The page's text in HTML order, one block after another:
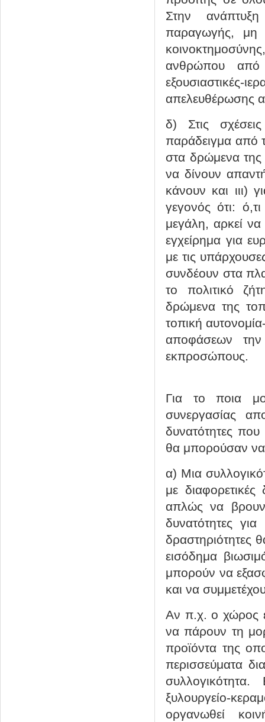
Στην
παραγωγής, μη
ανθρώπου από
εξουσιαστικές-
απελευθέρωσης
δ) Στις
παράδειγμα από
στα δρώμενα της
να δίνουν
κάνουν και ιιι)
γεγονός ότι:
μεγάλη, αρκεί
εγχείρημα για
με τις
συνδέουν στα
το πολιτικό
δρώμενα της
τοπική
αποφάσεων την
εκπροσώπους.
Για το ποια
συνεργασίας
δυνατότητες
θα μπορούσαν
α) Μια
με
απλώς να
δυνατότητες
δραστηριότητες
εισόδημα
μπορούν να
και να
Αν π.χ. ο χώρος
να πάρουν τη
προϊόντα της
περισσεύματα
ξυλουργείο-
οργανωθεί